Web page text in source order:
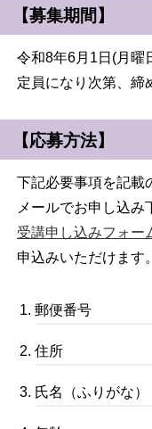
【募集期間】
令和8年6月1日(月曜
定員になり次第、締
【応募方法】
下記必要事項を記載
メールでお申し込み
受講申し込みフォー
申込みいただけます。
郵便番号
住所
氏名（ふりがな）